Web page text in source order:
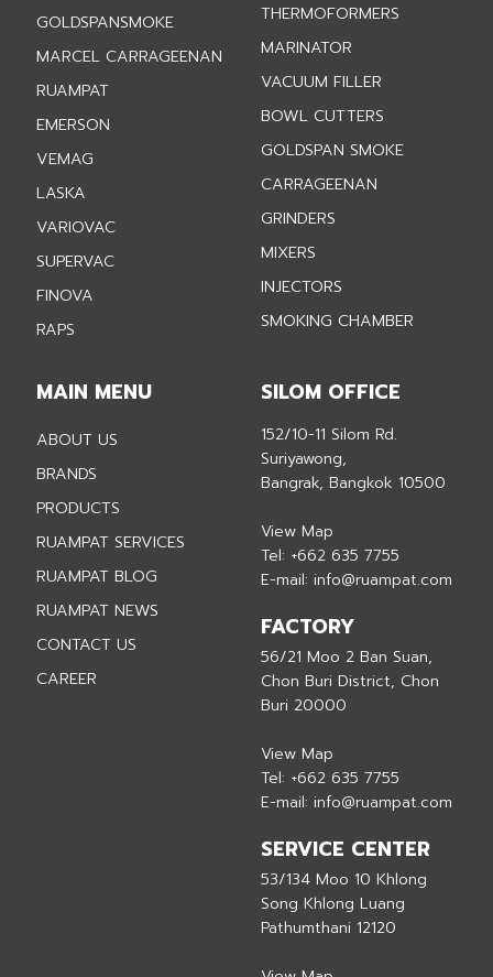
GOLDSPANSMOKE
MARCEL CARRAGEENAN
RUAMPAT
EMERSON
VEMAG
LASKA
VARIOVAC
SUPERVAC
FINOVA
RAPS
THERMOFORMERS
MARINATOR
VACUUM FILLER
BOWL CUTTERS
GOLDSPAN SMOKE
CARRAGEENAN
GRINDERS
MIXERS
INJECTORS
SMOKING CHAMBER
MAIN MENU
ABOUT US
BRANDS
PRODUCTS
RUAMPAT SERVICES
RUAMPAT BLOG
RUAMPAT NEWS
CONTACT US
CAREER
SILOM OFFICE
152/10-11 Silom Rd.
Suriyawong,
Bangrak, Bangkok 10500
View Map
Tel: +662 635 7755
E-mail:info@ruampat.com
FACTORY
56/21 Moo 2 Ban Suan,
Chon Buri District, Chon
Buri 20000
View Map
Tel: +662 635 7755
E-mail:info@ruampat.com
SERVICE CENTER
53/134 Moo 10 Khlong
Song Khlong Luang
Pathumthani 12120